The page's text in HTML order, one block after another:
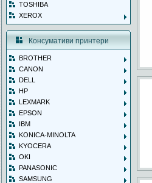
TOSHIBA
XEROX
Консумативи принтери
BROTHER
CANON
DELL
HP
LEXMARK
EPSON
IBM
KONICA-MINOLTA
KYOCERA
OKI
PANASONIC
SAMSUNG